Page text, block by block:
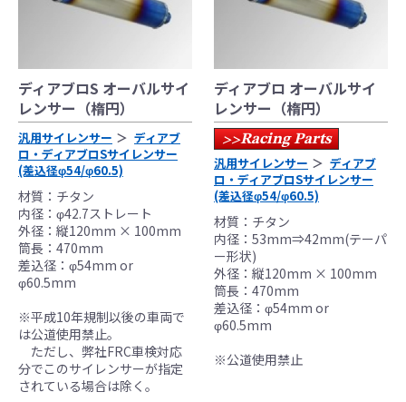
ディアブロS オーバルサイ
レンサー（楕円）
汎用サイレンサー
ディアブ
ロ・ディアブロSサイレンサー
(差込径φ54/φ60.5)
材質：チタン
内径：φ42.7ストレート
外径：縦120mm × 100mm
筒長：470mm
差込径：φ54mm or
φ60.5mm
※平成10年規制以後の車両で
は公道使用禁止。
ただし、弊社FRC車検対応
分でこのサイレンサーが指定
されている場合は除く。
ディアブロ オーバルサイ
レンサー（楕円）
>>Racing Parts
汎用サイレンサー
ディアブ
ロ・ディアブロSサイレンサー
(差込径φ54/φ60.5)
材質：チタン
内径：53mm⇒42mm(テーパ
ー形状)
外径：縦120mm × 100mm
筒長：470mm
差込径：φ54mm or
φ60.5mm
※公道使用禁止
●当HP内では、マフラーの取付けイメージをわ
かりやすくするために一般車両に装着した写
真を使用しております。
●レーシングパーツはサーキットにおけるスポ
ーツ走行ならびにレース使用を目的としてお
り公道（※）での使用は出来ません。
●国内で開催される全ての競技に対応するわけ
ではございません。
レースでの使用に際しては、主催者が発行す
る競技規則を確認の上、お客様ご自身の判断
により装着をお願い致します。
●取り付けについては専門の資格と知識・経験
を有した整備士が、指定のサービスマニュア